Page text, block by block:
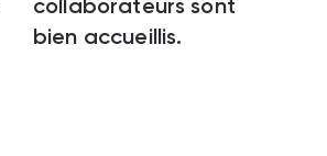
collaborateurs sont
bien accueillis.